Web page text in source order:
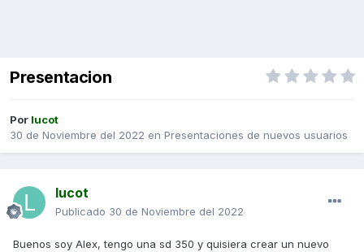
Presentacion
Por lucot
30 de Noviembre del 2022 en Presentaciones de nuevos usuarios
lucot
Publicado 30 de Noviembre del 2022
Buenos soy Alex, tengo una sd 350 y quisiera crear un nuevo